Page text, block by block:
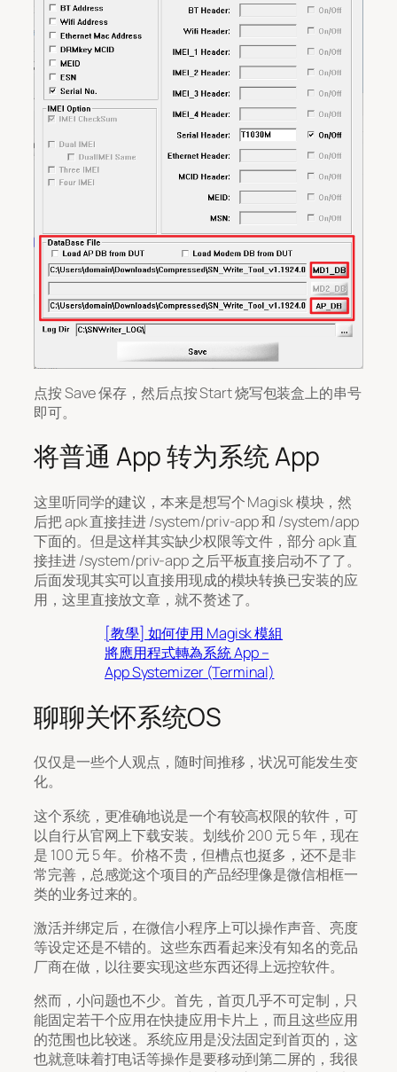
点按 Save 保存，然后点按 Start 烧写包装盒上的串号
即可。
将普通 App 转为系统 App
这里听同学的建议，本来是想写个 Magisk 模块，然
后把 apk 直接挂进 /system/priv-app 和 /system/app
下面的。但是这样其实缺少权限等文件，部分 apk 直
接挂进 /system/priv-app 之后平板直接启动不了了。
后面发现其实可以直接用现成的模块转换已安装的应
用，这里直接放文章，就不赘述了。
[教學] 如何使用 Magisk 模組
將應用程式轉為系統 App –
App Systemizer (Terminal)
聊聊关怀系统OS
仅仅是一些个人观点，随时间推移，状况可能发生变
化。
这个系统，更准确地说是一个有较高权限的软件，可
以自行从官网上下载安装。划线价 200 元 5 年，现在
是 100 元 5 年。价格不贵，但槽点也挺多，还不是非
常完善，总感觉这个项目的产品经理像是微信相框一
类的业务过来的。
激活并绑定后，在微信小程序上可以操作声音、亮度
等设定还是不错的。这些东西看起来没有知名的竞品
厂商在做，以往要实现这些东西还得上远控软件。
然而，小问题也不少。首先，首页几乎不可定制，只
能固定若干个应用在快捷应用卡片上，而且这些应用
的范围也比较迷。系统应用是没法固定到首页的，这
也就意味着打电话等操作是要移动到第二屏的，我很